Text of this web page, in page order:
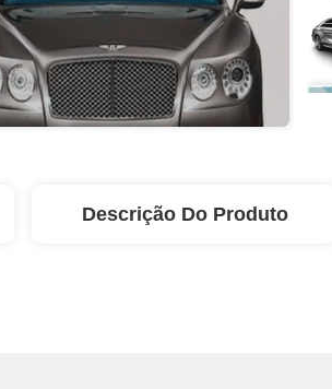
Descrição Do Produto